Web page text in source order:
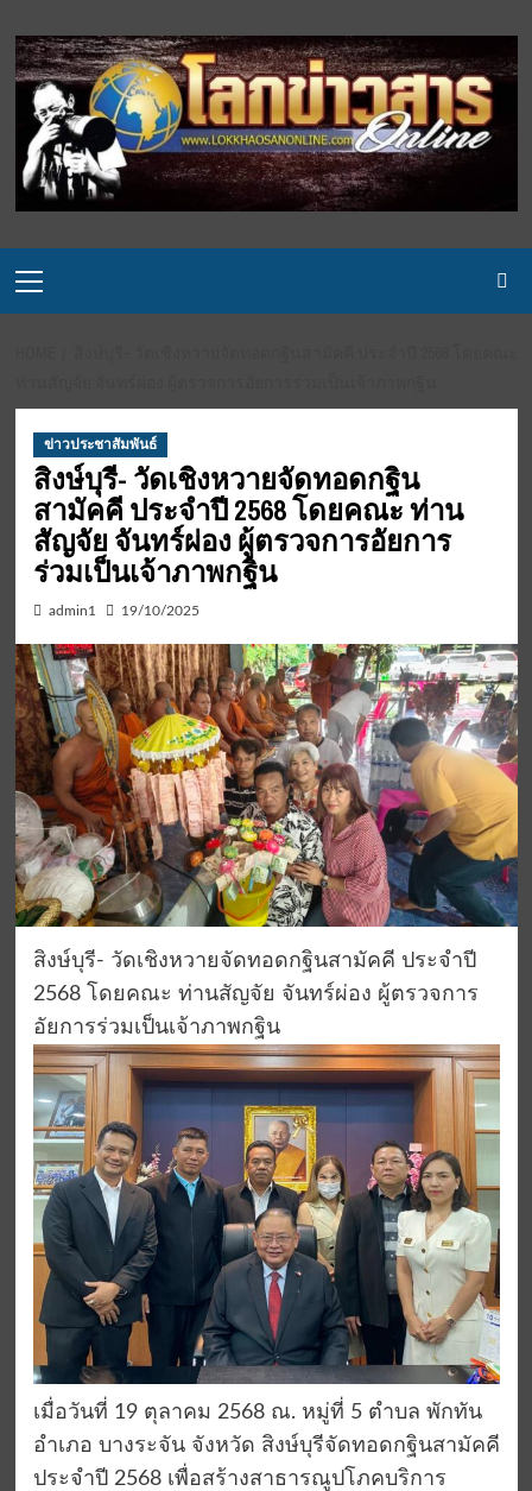
to
content
Menu
ข่าวประชาสัมพันธ์
สิงษ์บุรี- วัดเชิงหวายจัดทอดกฐิน
สามัคคี ประจำปี 2568 โดยคณะ ท่าน
สัญจัย จันทร์ผ่อง ผู้ตรวจการอัยการ
ร่วมเป็นเจ้าภาพกฐิน
admin1 19/10/2025
สิงษ์บุรี- วัดเชิงหวายจัดทอดกฐินสามัคคี ประจำปี
2568 โดยคณะ ท่านสัญจัย จันทร์ผ่อง ผู้ตรวจการ
อัยการร่วมเป็นเจ้าภาพกฐิน
เมื่อวันที่ 19 ตุลาคม 2568 ณ. หมู่ที่ 5 ตำบล พักทัน
อำเภอ บางระจัน จังหวัด สิงษ์บุรีจัดทอดกฐินสามัคคี
ประจำปี 2568 เพื่อสร้างสาธารณูปโภคบริการ